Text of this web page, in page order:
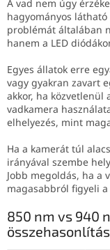
A vad nem úgy
hagyományos
problémát általában
hanem a LED
Egyes állatok erre
vagy gyakran zavart
akkor, ha közvetlenül
vadkamera
elhelyezés, mint
Ha a kamerát túl
irányával szembe
Jobb megoldás, ha a
magasabbról figyeli
850 nm vs 940
összehasonlítás